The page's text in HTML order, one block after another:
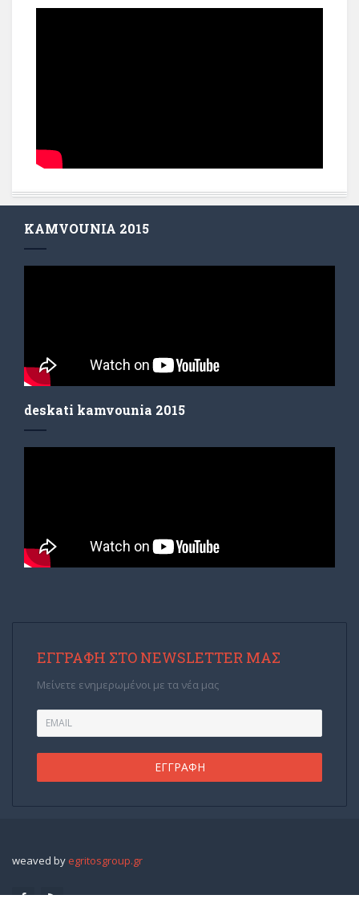
KAMVOUNIA 2015
deskati kamvounia 2015
ΕΓΓΡΑΦΉ ΣΤΟ NEWSLETTER ΜΑΣ
Μείνετε ενημερωμένοι με τα νέα μας
weaved by egritosgroup.gr